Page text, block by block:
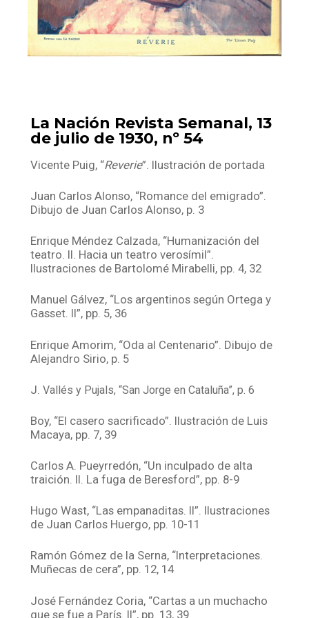
La Nación Revista Semanal, 13
de julio de 1930, nº 54
Vicente Puig, “Reverie”. Ilustración de portada
Juan Carlos Alonso, “Romance del emigrado”.
Dibujo de Juan Carlos Alonso, p. 3
Enrique Méndez Calzada, “Humanización del
teatro. II. Hacia un teatro verosímil”.
Ilustraciones de Bartolomé Mirabelli, pp. 4, 32
Manuel Gálvez, “Los argentinos según Ortega y
Gasset. II”, pp. 5, 36
Enrique Amorim, “Oda al Centenario”. Dibujo de
Alejandro Sirio, p. 5
J.Vallés y Pujals, “San Jorge en Cataluña”, p. 6
Boy, “El casero sacrificado”. Ilustración de Luis
Macaya, pp. 7, 39
Carlos A. Pueyrredón, “Un inculpado de alta
traición. II. La fuga de Beresford”, pp. 8-9
Hugo Wast, “Las empanaditas. II”. Ilustraciones
de Juan Carlos Huergo, pp. 10-11
Ramón Gómez de la Serna, “Interpretaciones.
Muñecas de cera”, pp. 12, 14
José Fernández Coria, “Cartas a un muchacho
que se fue a París. II”, pp. 13, 39